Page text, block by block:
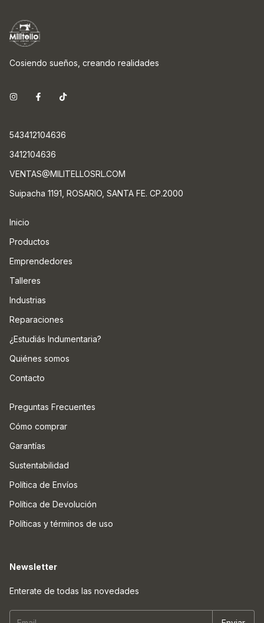
Cosiendo sueños, creando realidades
543412104636
3412104636
VENTAS@MILITELLOSRL.COM
Suipacha 1191, ROSARIO, SANTA FE. CP.2000
Inicio
Productos
Emprendedores
Talleres
Industrias
Reparaciones
¿Estudiás Indumentaria?
Quiénes somos
Contacto
Preguntas Frecuentes
Cómo comprar
Garantías
Sustentabilidad
Política de Envíos
Política de Devolución
Políticas y términos de uso
Newsletter
Enterate de todas las novedades